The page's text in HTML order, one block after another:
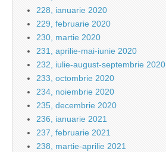
228, ianuarie 2020
229, februarie 2020
230, martie 2020
231, aprilie-mai-iunie 2020
232, iulie-august-septembrie 2020
233, octombrie 2020
234, noiembrie 2020
235, decembrie 2020
236, ianuarie 2021
237, februarie 2021
238, martie-aprilie 2021